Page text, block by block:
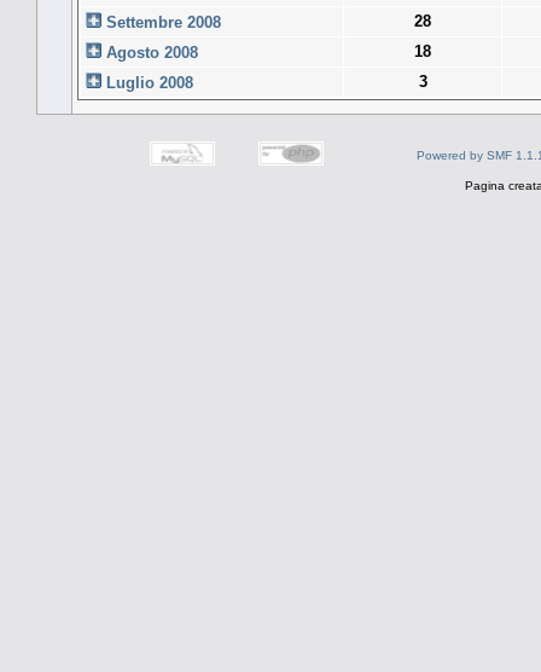
Settembre 2008
28
Agosto 2008
18
Luglio 2008
3
Powered by SMF
Pagina